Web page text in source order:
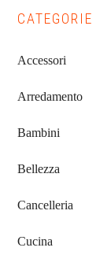
Primary
Sidebar
CATEGORIE
Accessori
Arredamento
Bambini
Bellezza
Cancelleria
Cucina